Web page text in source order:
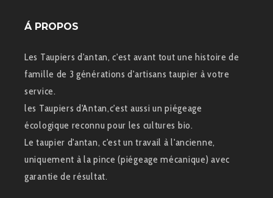
Á PROPOS
Les Taupiers d'antan, c'est avant tout une histoire de
famille de 3 générations d'artisans taupier à votre
service.
les Taupiers d'Antan,c'est aussi un piégeage
écologique reconnu pour les cultures bio.
Le taupier d'antan, c'est un travail à l'ancienne,
uniquement à la pince (piégeage mécanique) avec
garantie de résultat.